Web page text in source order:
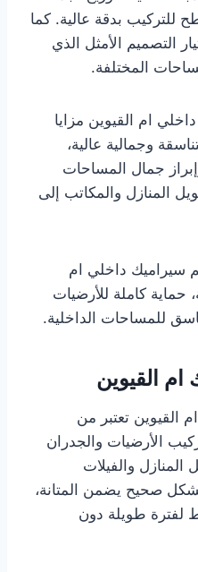
للتركيب بدقة عالية. كما
التصميم الأمثل الذي
المختلفة.
ام القيوين مزايا
وجمالية عالية،
جمال المساحات
المنازل والمكاتب إلى
سيراميك داخلي ام
حماية كاملة للأرضيات
للمساحات الداخلية.
القيوين
القيوين تعتبر من
الأرضيات والجدران
المنازل والفيلات
صحيح يضمن المتانة،
لفترة طويلة دون